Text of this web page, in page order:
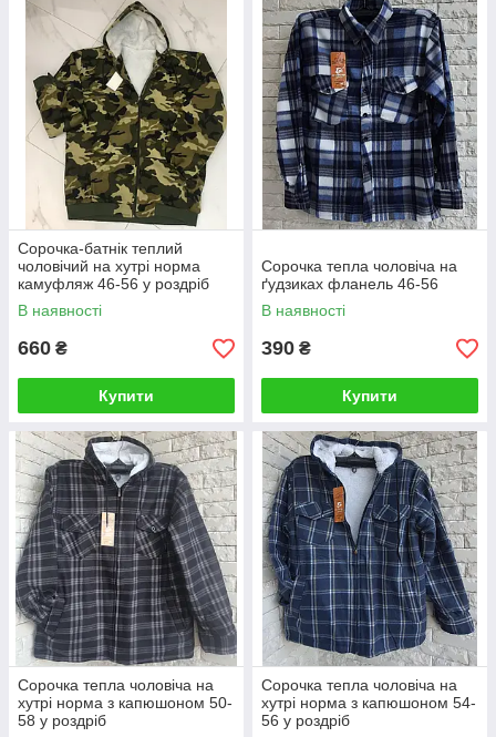
Сорочка-батнік теплий
чоловічий на хутрі норма
камуфляж 46-56 у роздріб
В наявності
660 ₴
Купити
Сорочка тепла чоловіча на
ґудзиках фланель 46-56
В наявності
390 ₴
Купити
Сорочка тепла чоловіча на
хутрі норма з капюшоном 50-
58 у роздріб
Сорочка тепла чоловіча на
хутрі норма з капюшоном 54-
56 у роздріб